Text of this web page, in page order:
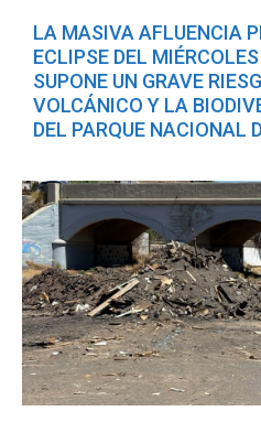
LA MASIVA AFLUENCIA
ECLIPSE DEL
SUPONE UN GRAVE
VOLCÁNICO Y LA
DEL PARQUE NACIONAL